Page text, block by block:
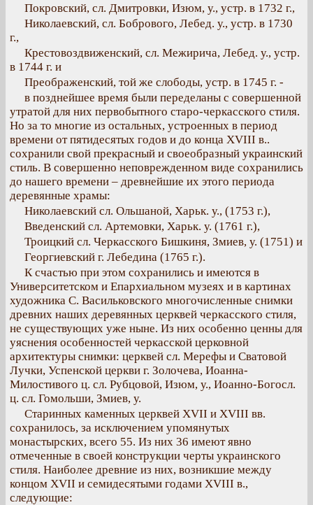
Покровский, сл. Дмитровки, Изюм, у., устр. в 1732 г.,
Николаевский, сл. Бобрового, Лебед. у., устр. в 1730
г.,
Крестовоздвиженский, сл. Межирича, Лебед. у., устр.
в 1744 г. и
Преображенский, той же слободы, устр. в 1745 г. -
в позднейшее время были переделаны с совершенной
утратой для них первобытного старо-черкасского стиля.
Но за то многие из остальных, устроенных в период
времени от пятидесятых годов и до конца XVIII в..
сохранили свой прекрасный и своеобразный украинский
стиль. В совершенно неповрежденном виде сохранились
до нашего времени – древнейшие их этого периода
деревянные храмы:
Николаевский сл. Ольшаной, Харьк. у., (1753 г.),
Введенский сл. Артемовки, Харьк. у. (1761 г.),
Троицкий сл. Черкасского Бишкиня, Змиев, у. (1751) и
Георгиевский г. Лебедина (1765 г.).
К счастью при этом сохранились и имеются в
Университетском и Епархиальном музеях и в картинах
художника С. Васильковского многочисленные снимки
древних наших деревянных церквей черкасского стиля,
не существующих уже ныне. Из них особенно ценны для
уяснения особенностей черкасской церковной
архитектуры снимки: церквей сл. Мерефы и Сватовой
Лучки, Успенской церкви г. Золочева, Иоанна-
Милостивого ц. сл. Рубцовой, Изюм, у., Иоанно-Богосл.
ц. сл. Гомольши, Змиев, у.
Старинных каменных церквей XVII и XVIII вв.
сохранилось, за исключением упомянутых
монастырских, всего 55. Из них 36 имеют явно
отмеченные в своей конструкции черты украинского
стиля. Наиболее древние из них, возникшие между
концом XVII и семидесятыми годами XVIII в.,
следующие: